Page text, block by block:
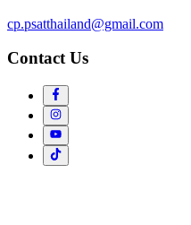
cp.psatthailand@gmail.com
Contact Us